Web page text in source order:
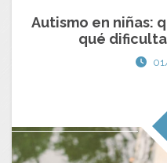
Autismo en niñas:
qué